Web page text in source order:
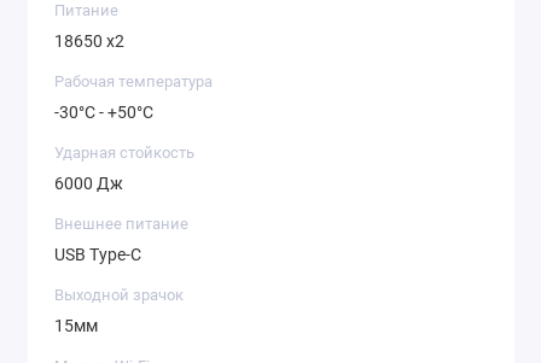
Питание
18650 x2
Рабочая температура
-30°C - +50°C
Ударная стойкость
6000 Дж
Внешнее питание
USB Type-C
Выходной зрачок
15мм